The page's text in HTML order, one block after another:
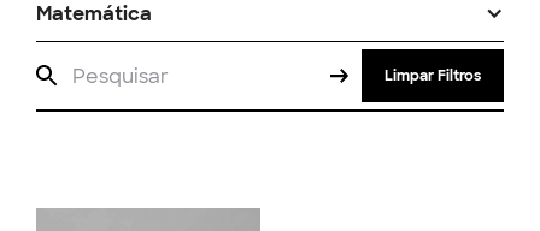
Matemática
Limpar Filtros